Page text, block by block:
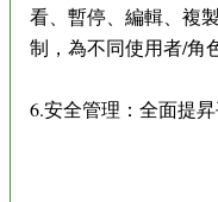
看、暫停、編輯、複
制，為不同使用者/角
6.安全管理：全面提